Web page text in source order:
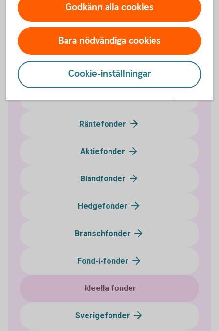
Fondtyper
Aktivt förvaltade fonder
Räntefonder
Aktiefonder
Blandfonder
Hedgefonder
Branschfonder
Fond-i-fonder
Ideella fonder
Sverigefonder
Godkänn alla cookies
Bara nödvändiga cookies
Cookie-inställningar